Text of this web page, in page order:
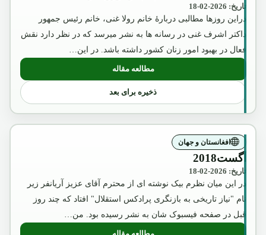
تاریخ: 2026-02-18
دراین روزها مطالبی دربارۀ خانم رولا غنی، خانم رئیس جمهور
داکتر اشرف غنی در رسانه ها به نشر میرسد که در نظر دارد نقش
فعال در بهبود امور زنان کشور داشته باشد. در این…
مطالعه مقاله: عکس تقلبی و تبلیغاتی ملکه ثریا که
ذخیره برای بعد
افغانستان و جهان
آگست2018
تاریخ: 2026-02-18
در این میان نظرم بیک نوشته ای از محترم آقای عزیز آریانفر زیر
نام "نیاز تاریخی به بازنگری پرادکس استقلال" افتاد که چند روز
قبل در صفحه فیسبوک شان به نشر رسیده بود. من…